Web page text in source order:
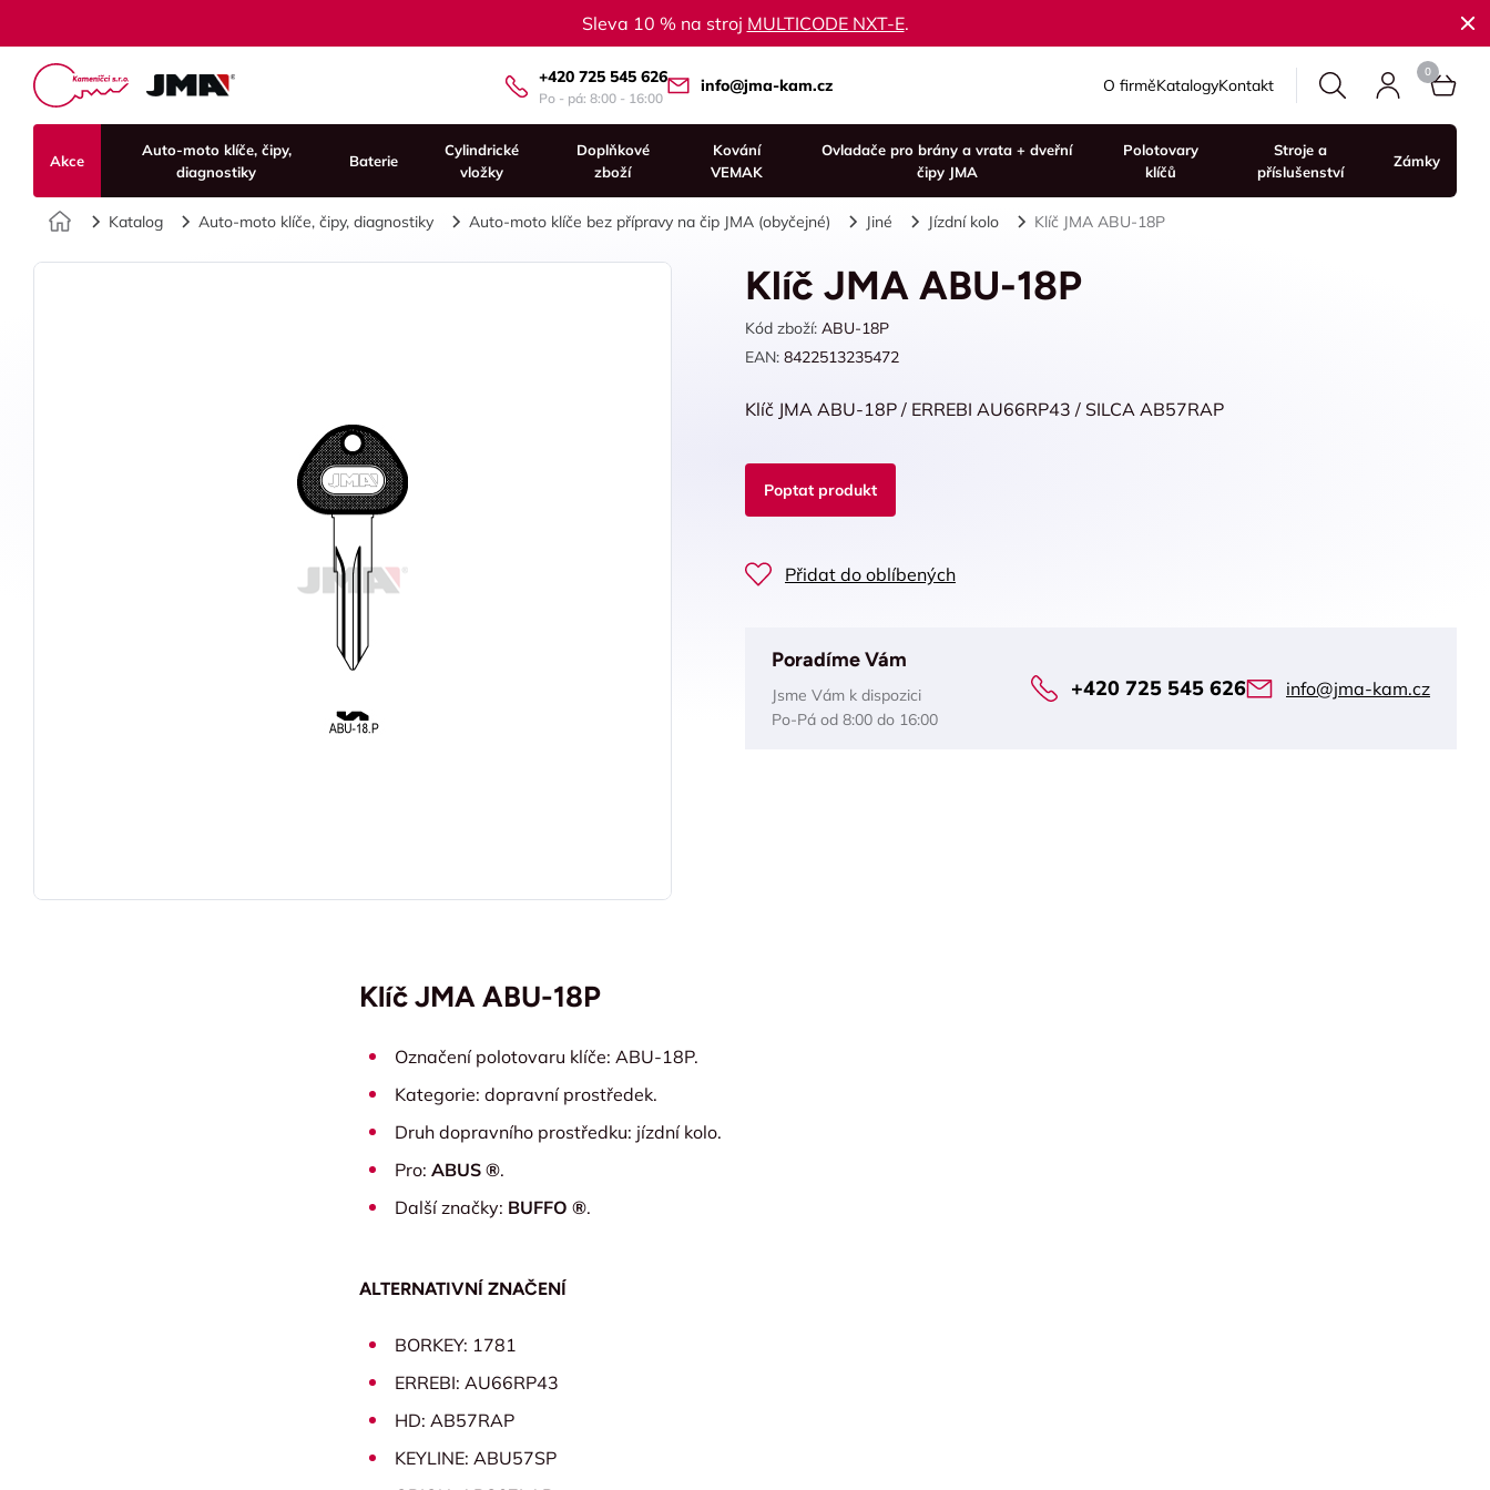
Sleva 10 % na stroj MULTICODE NXT-E.
+420 725 545 626
Po - pá: 8:00 - 16:00
info@jma-kam.cz O firměKatalogyKontakt
Akce
Auto-moto klíče, čipy,
diagnostiky
Baterie
Cylindrické
vložky
Doplňkové
zboží
Kování
VEMAK
Ovladače pro brány a vrata + dveřní
čipy JMA
Polotovary
klíčů
Stroje a
příslušenství
Zámky
Úvod
Katalog Auto-moto klíče, čipy, diagnostiky Auto-moto klíče bez přípravy na čip JMA (obyčejné) Jiné Jízdní kolo Klíč JMA ABU-18P
Klíč JMA ABU-18P
Kód zboží: ABU-18P
EAN: 8422513235472
Klíč JMA ABU-18P / ERREBI AU66RP43 / SILCA AB57RAP
Poptat produkt
Přidat do oblíbených
Poradíme Vám
Jsme Vám k dispozici
Po-Pá od 8:00 do 16:00
+420 725 545 626 info@jma-kam.cz
Klíč JMA ABU-18P
Označení polotovaru klíče: ABU-18P.
Kategorie: dopravní prostředek.
Druh dopravního prostředku: jízdní kolo.
Pro: ABUS ®.
Další značky: BUFFO ®.
ALTERNATIVNÍ ZNAČENÍ
BORKEY: 1781
ERREBI: AU66RP43
HD: AB57RAP
KEYLINE: ABU57SP